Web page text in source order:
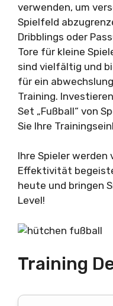
verwenden, um
Spielfeld
Dribblings oder
Tore für kleine
sind vielfältig und
für ein
Training.
Set „Fußball“ von
Sie Ihre
Ihre Spieler
Effektivität
heute und bringen
Level!
Training